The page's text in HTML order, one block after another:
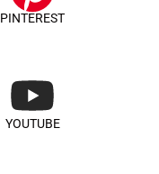
PINTEREST
YOUTUBE